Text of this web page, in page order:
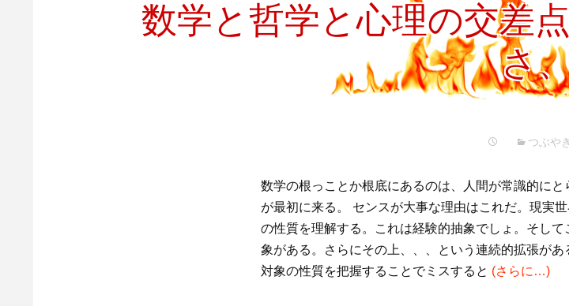
数学と哲学と心理の交差
さ
つぶやき
数学の根っことか根底にあるのは、人間が常識的に
が最初に来る。 センスが大事な理由はこれだ。現実
の性質を理解する。これは経験的抽象でしょ。そし
象がある。さらにその上、、、という連続的拡張があ
対象の性質を把握することでミスすると (さらに…)